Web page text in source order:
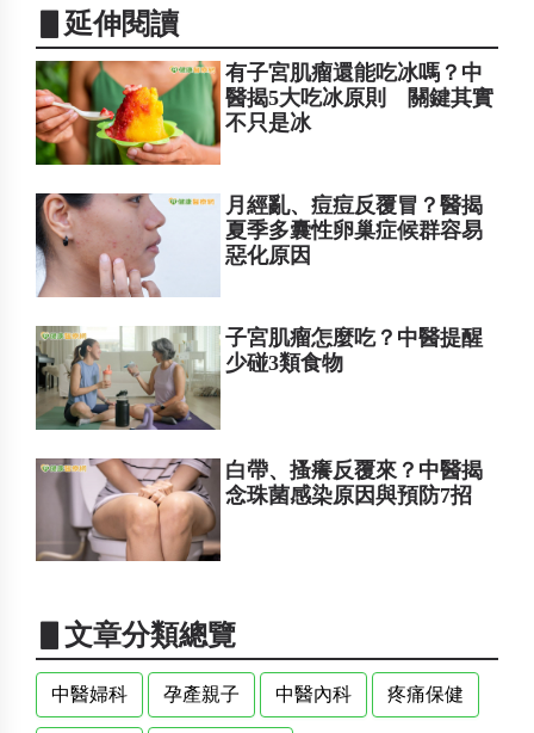
▋延伸閱讀
有子宮肌瘤還能吃冰嗎？中
醫揭5大吃冰原則 關鍵其實
不只是冰
月經亂、痘痘反覆冒？醫揭
夏季多囊性卵巢症候群容易
惡化原因
子宮肌瘤怎麼吃？中醫提醒
少碰3類食物
白帶、搔癢反覆來？中醫揭
念珠菌感染原因與預防7招
▋文章分類總覽
中醫婦科 孕產親子 中醫內科 疼痛保健